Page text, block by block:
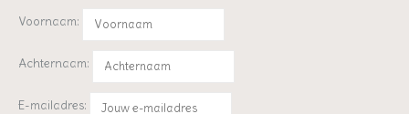
Voornaam:
Achternaam:
E-mailadres: